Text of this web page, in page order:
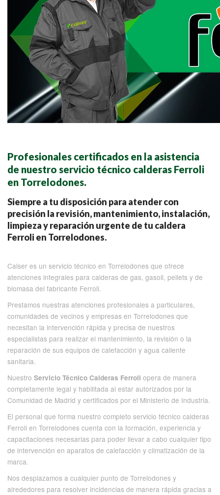
Profesionales certificados en la asistencia
de nuestro servicio técnico calderas Ferroli
en Torrelodones.
Siempre a tu disposición para atender con
precisión la revisión, mantenimiento, instalación,
limpieza y reparación urgente de tu caldera
Ferroli en Torrelodones.
Calser es un servicio técnico en Torrelodones que ofrece
atenciones integrales para calderas de gas, gasoil, pellets y de
biomasa del fabricante Ferroli.
Prestamos nuestras atenciones profesionales a particulares,
comunidades de vecinos y empresas en Torrelodones que
necesitan la intervención rápida y precisa de nuestros
especialistas para realizar el mantenimiento, la revisión o la
reparación de sus equipos de calefacción y agua caliente
sanitaria.
Nuestro Servicio Técnico Calderas Ferroli opera de manera
completamente legal y habilitada al estar autorizados por la
Comunidad de Madrid y certificados por el Ministerio de Industria.
El personal que forma nuestro completo servicio técnico calderas
Ferroli en Torrelodones cuenta con la formación, experiencia y
capacitaciones necesarias para poder llevar a cabo cualquier tipo
de intervención en aparatos de calefacción y climatización de la
marca.
Nos desplazamos a cualquier punto de Torrelodones y
alrededores para resolver incidencias de manera rápida gracias a